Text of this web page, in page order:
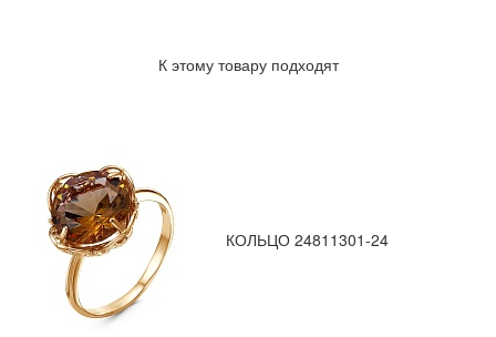
К этому товару подходят
КОЛЬЦО 24811301-24